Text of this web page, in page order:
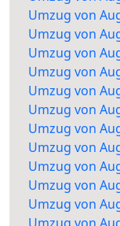
Umzug von
Umzug von
Umzug von
Umzug von
Umzug von
Umzug von
Umzug von
Umzug von
Umzug von
Umzug von
Umzug von